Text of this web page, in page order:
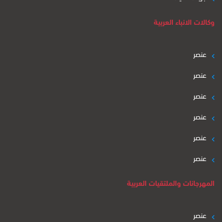
وكالات الانباء العربية
عنصر
عنصر
عنصر
عنصر
عنصر
عنصر
المهرجانات والملتقيات العربية
عنصر